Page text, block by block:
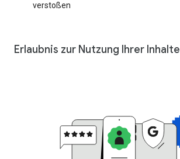
verstoßen
Erlaubnis zur Nutzung Ihrer Inhalte